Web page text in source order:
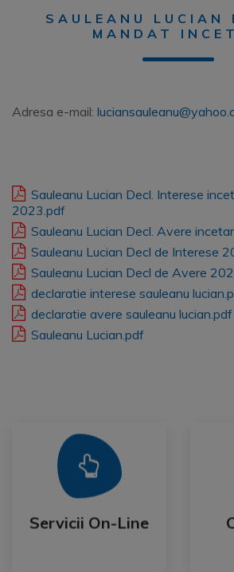
SAULEANU LUCIAN
MANDAT
Adresa e-mail:
Sauleanu Lucian Decl. Interese
2023.pdf
Sauleanu Lucian Decl. Avere
Sauleanu Lucian Decl de Interese
Sauleanu Lucian Decl de Avere
declaratie interese sauleanu
declaratie avere sauleanu lucian.pdf
Sauleanu Lucian.pdf
Servicii On-Line
Servicii On-Line
Mai Mult